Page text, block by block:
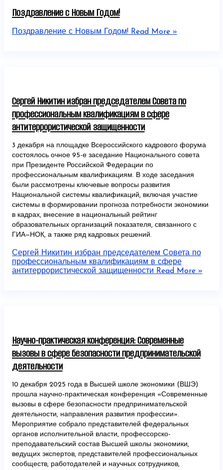
Поздравление с Новым Годом!
Поздравление с Новым Годом!Read More »
Сергей Никитин избран председателем Совета по
профессиональным квалификациям в сфере
антитеррористической защищенности
3 декабря на площадке Всероссийского кадрового форума
состоялось очное 95-е заседание Национального совета
при Президенте Российской Федерации по
профессиональным квалификациям. В ходе заседания
были рассмотрены ключевые вопросы развития
Национальной системы квалификаций, включая участие
системы в формировании прогноза потребности экономики
в кадрах, внесение в национальный рейтинг
образовательных организаций показателя, связанного с
ГИА—НОК, а также ряд кадровых решений.
Сергей Никитин избран председателем Совета по
профессиональным квалификациям в сфере
антитеррористической защищенности Read More »
Научно-практическая конференция: Современные
вызовы в сфере безопасности предпринимательской
деятельности
10 декабря 2025 года в Высшей школе экономики (ВШЭ)
прошла научно-практическая конференция «Современные
вызовы в сфере безопасности предпринимательской
деятельности, направления развития профессии».
Мероприятие собрало представителей федеральных
органов исполнительной власти, профессорско-
преподавательский состав Высшей школы экономики,
ведущих экспертов, представителей профессиональных
сообществ, работодателей и научных сотрудников,